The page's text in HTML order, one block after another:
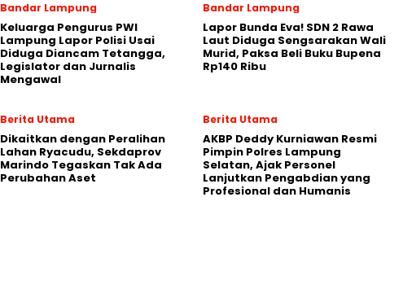
Bandar Lampung
Keluarga Pengurus PWI
Lampung Lapor Polisi Usai
Diduga Diancam Tetangga,
Legislator dan Jurnalis
Mengawal
Bandar Lampung
Lapor Bunda Eva! SDN 2 Rawa
Laut Diduga Sengsarakan Wali
Murid, Paksa Beli Buku Bupena
Rp140 Ribu
Berita Utama
Dikaitkan dengan Peralihan
Lahan Ryacudu, Sekdaprov
Marindo Tegaskan Tak Ada
Perubahan Aset
Berita Utama
AKBP Deddy Kurniawan Resmi
Pimpin Polres Lampung
Selatan, Ajak Personel
Lanjutkan Pengabdian yang
Profesional dan Humanis